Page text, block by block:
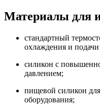
Материалы для
стандартный
охлаждения и
силикон с
давлением;
пищевой силикон
оборудования;